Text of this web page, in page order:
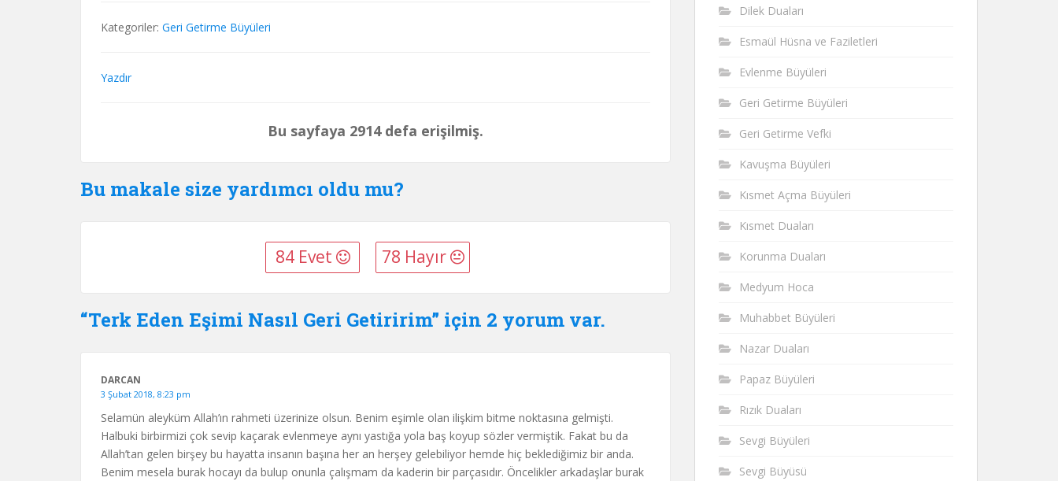
Kategoriler: Geri Getirme Büyüleri
Yazdır
Bu sayfaya 2914 defa erişilmiş.
Bu makale size yardımcı oldu mu?
84 Evet 78 Hayır
“Terk Eden Eşimi Nasıl Geri Getiririm” için 2 yorum var.
DARCAN
3 Şubat 2018, 8:23 pm
Selamün aleyküm Allah’ın rahmeti üzerinize olsun. Benim eşimle olan ilişkim bitme noktasına gelmişti.
Halbuki birbirmizi çok sevip kaçarak evlenmeye aynı yastığa yola baş koyup sözler vermiştik. Fakat bu da
Allah’tan gelen birşey bu hayatta insanın başına her an herşey gelebiliyor hemde hiç beklediğimiz bir anda.
Benim mesela burak hocayı da bulup onunla çalışmam da kaderin bir parçasıdır. Öncelikler arkadaşlar burak
Dilek Duaları
Esmaül Hüsna ve Faziletleri
Evlenme Büyüleri
Geri Getirme Büyüleri
Geri Getirme Vefki
Kavuşma Büyüleri
Kısmet Açma Büyüleri
Kısmet Duaları
Korunma Duaları
Medyum Hoca
Muhabbet Büyüleri
Nazar Duaları
Papaz Büyüleri
Rızık Duaları
Sevgi Büyüleri
Sevgi Büyüsü